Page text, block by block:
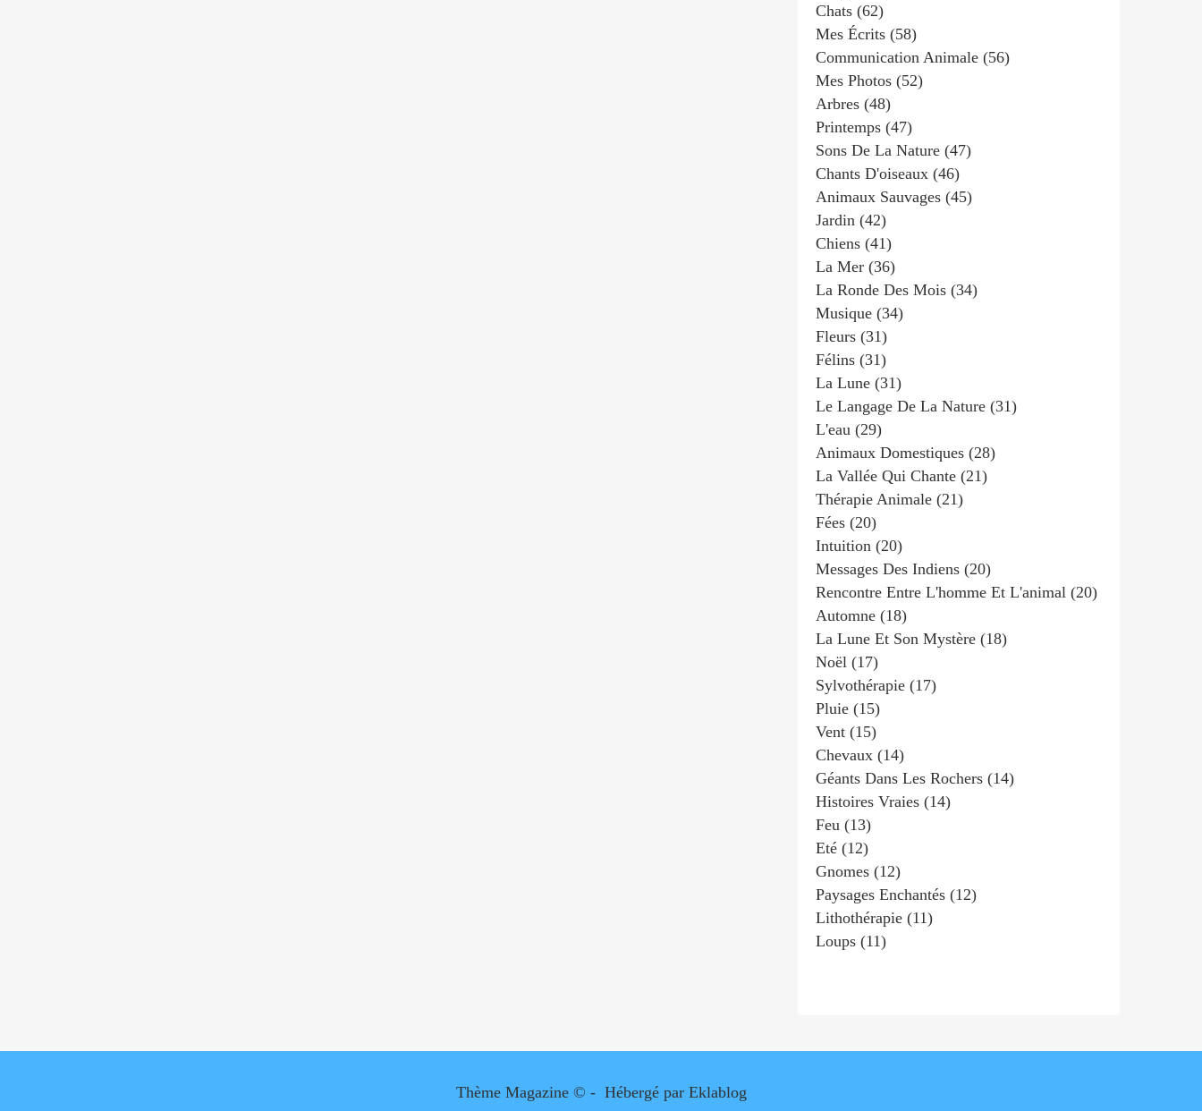
Chats (62)
Mes Écrits (58)
Communication Animale (56)
Mes Photos (52)
Arbres (48)
Printemps (47)
Sons De La Nature (47)
Chants D'oiseaux (46)
Animaux Sauvages (45)
Jardin (42)
Chiens (41)
La Mer (36)
La Ronde Des Mois (34)
Musique (34)
Fleurs (31)
Félins (31)
La Lune (31)
Le Langage De La Nature (31)
L'eau (29)
Animaux Domestiques (28)
La Vallée Qui Chante (21)
Thérapie Animale (21)
Fées (20)
Intuition (20)
Messages Des Indiens (20)
Rencontre Entre L'homme Et L'animal (20)
Automne (18)
La Lune Et Son Mystère (18)
Noël (17)
Sylvothérapie (17)
Pluie (15)
Vent (15)
Chevaux (14)
Géants Dans Les Rochers (14)
Histoires Vraies (14)
Feu (13)
Eté (12)
Gnomes (12)
Paysages Enchantés (12)
Lithothérapie (11)
Loups (11)
Thème Magazine © - Hébergé par Eklablog